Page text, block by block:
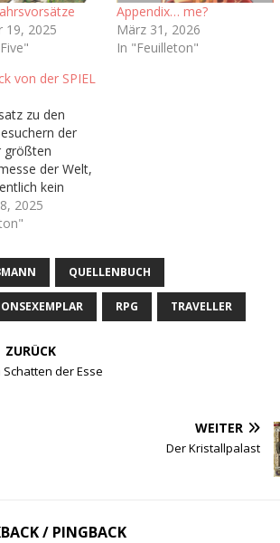
19, 2025
Appendix… me?
März 31, 2026
In "Feuilleton"
von der SPIEL
zu den
der
größten
der Welt,
kein
In meiner
bei uns
von ab
oder
habe
Man könnte
2025
QUELLENBUCH
RPG TRAVELLER
ZURÜCK
Schatten der Esse
WEITER
Der Kristallpalast
/ PINGBACK